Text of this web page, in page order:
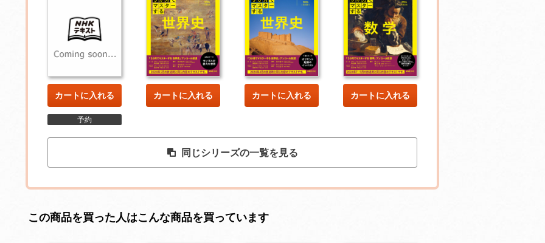
カートに入れる
予約
カートに入れる カートに入れる カートに入れる
同じシリーズの一覧を見る
この商品を買った人はこんな商品を買っています